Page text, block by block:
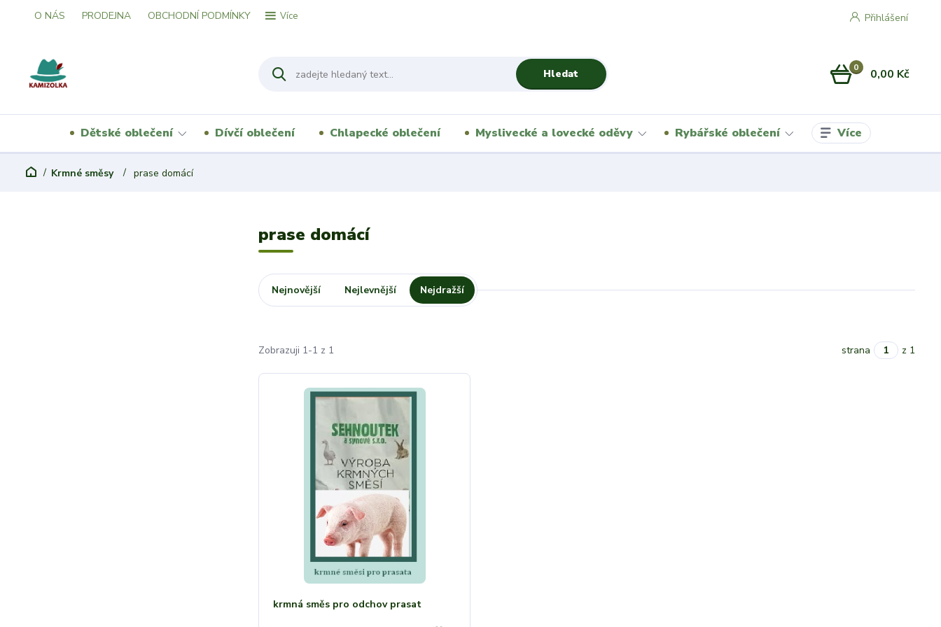
O NÁS PRODEJNA OBCHODNÍ PODMÍNKY Více Přihlášení
Hledat 0 0,00 Kč
Dětské oblečení Dívčí oblečení Chlapecké oblečení Myslivecké a lovecké oděvy Rybářské oblečení Více
Krmné směsy prase domácí
prase domácí
Nejnovější Nejlevnější Nejdražší
Zobrazuji 1-1 z 1 strana z 1
krmná směs pro odchov prasat